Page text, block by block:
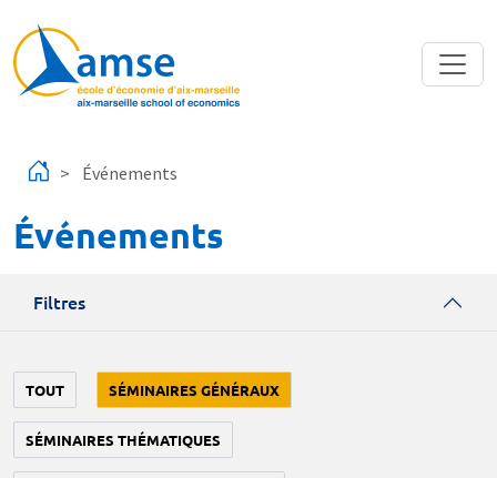
Événements
Événements
Filtres
TOUT SÉMINAIRES GÉNÉRAUX
SÉMINAIRES THÉMATIQUES